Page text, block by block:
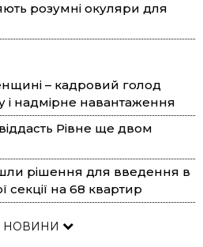
розумні окуляри для
– кадровий голод
і надмірне навантаження
Рівне ще двом
рішення для введення в
секції на 68 квартир
НОВИНИ